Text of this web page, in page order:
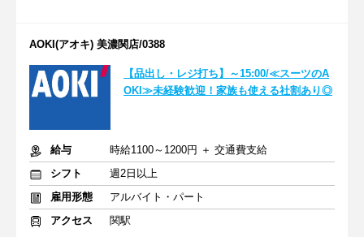
AOKI(アオキ) 美濃関店/0388
【品出し・レジ打ち】～15:00/≪スーツのA
OKI≫未経験歓迎！家族も使える社割あり◎
給与
時給1100～1200円 ＋ 交通費支給
シフト
週2日以上
雇用形態
アルバイト・パート
アクセス
関駅